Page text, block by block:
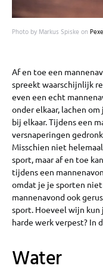
Photo by Markus Spiske on
Af en toe een
spreekt waarschijnlijk
even een echt
onder elkaar, lachen
bij elkaar. Tijdens een
versnaperingen
Misschien niet
sport, maar af en toe
tijdens een
omdat je je sporten
mannenavond ook
sport. Hoeveel wijn kun
harde werk verpest? In
Water